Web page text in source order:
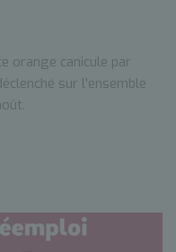
orange canicule par
sur l'ensemble